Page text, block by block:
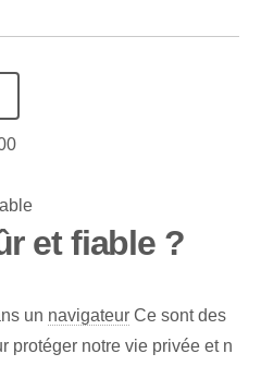
et fiable ?
un navigateur Ce sont des
protéger notre vie privée et n